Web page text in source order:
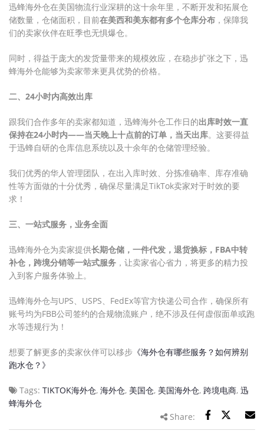
迅蜂海外仓在美国物流行业深耕的这十余年里，不断开发和拓展仓
储数量，仓储面积，目前在美西和美东都有多个仓库分布 ，保障我
们的卖家伙伴在旺季也无惧爆仓。
同时，得益于庞大的发货量带来的规模效应，在稳步扩张之下，迅
蜂海外仓能够为卖家带来更具优势的价格。
二、24小时内高效出库
跟我们合作多年的卖家都知道，迅蜂海外仓工作日的出库时效一直
保持在24小时内——当天晚上十点前的订单，当天出库。这要得益
于迅蜂自研的仓库信息系统以及十余年的仓储管理经验。
我们优秀的华人管理团队，在出入库时效、分拣准确率、库存准确
性等方面做的十分优秀，确保尽量满足TikTok卖家对于时效的要
求！
三、一站式服务，业务全面
迅蜂海外仓为卖家提供长期仓储，一件代发，退货换标，FBA中转
补仓，跨境分销等一站式服务 ，让卖家省心省力，将更多的精力投
入到客户服务体验上。
迅蜂海外仓与UPS、USPS、FedEx等官方快递公司合作，确保所有
账号均为FBB公司签约的合规物流账户，绝不涉及任何虚假面单或跑
水等违规行为！
想要了解更多的卖家伙伴可以移步 《海外仓有哪些服务？如何辨别
跑水仓？》
Tags: TIKTOK海外仓, 海外仓, 美国仓, 美国海外仓, 跨境电商, 迅
蜂海外仓
Share: